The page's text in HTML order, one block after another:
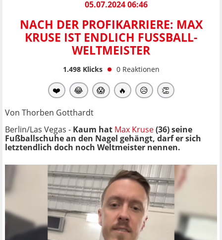
05.07.2024 06:46
NACH DER PROFIKARRIERE: MAX
KRUSE IST ENDLICH FUSSBALL-W
ELTMEISTER
1.498Klicks 0 Reaktionen
❤️ 😂 😱 🔥 😥 👏
Von Thorben Gotthardt
Berlin/Las Vegas - Kaum hat Max Kruse(36) seine
Fußballschuhe an den Nagel gehängt, darf er sich
letztendlich doch noch Weltmeister nennen.